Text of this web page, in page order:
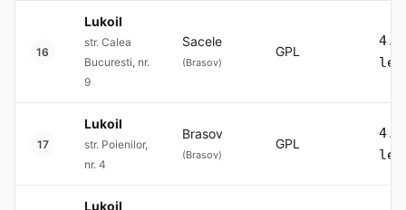
16
Lukoil
str. Calea
Bucuresti, nr.
9
Sacele
(Brasov)
GPL
17
Lukoil
str. Poienilor,
nr. 4
Brasov
(Brasov)
GPL
Lukoil